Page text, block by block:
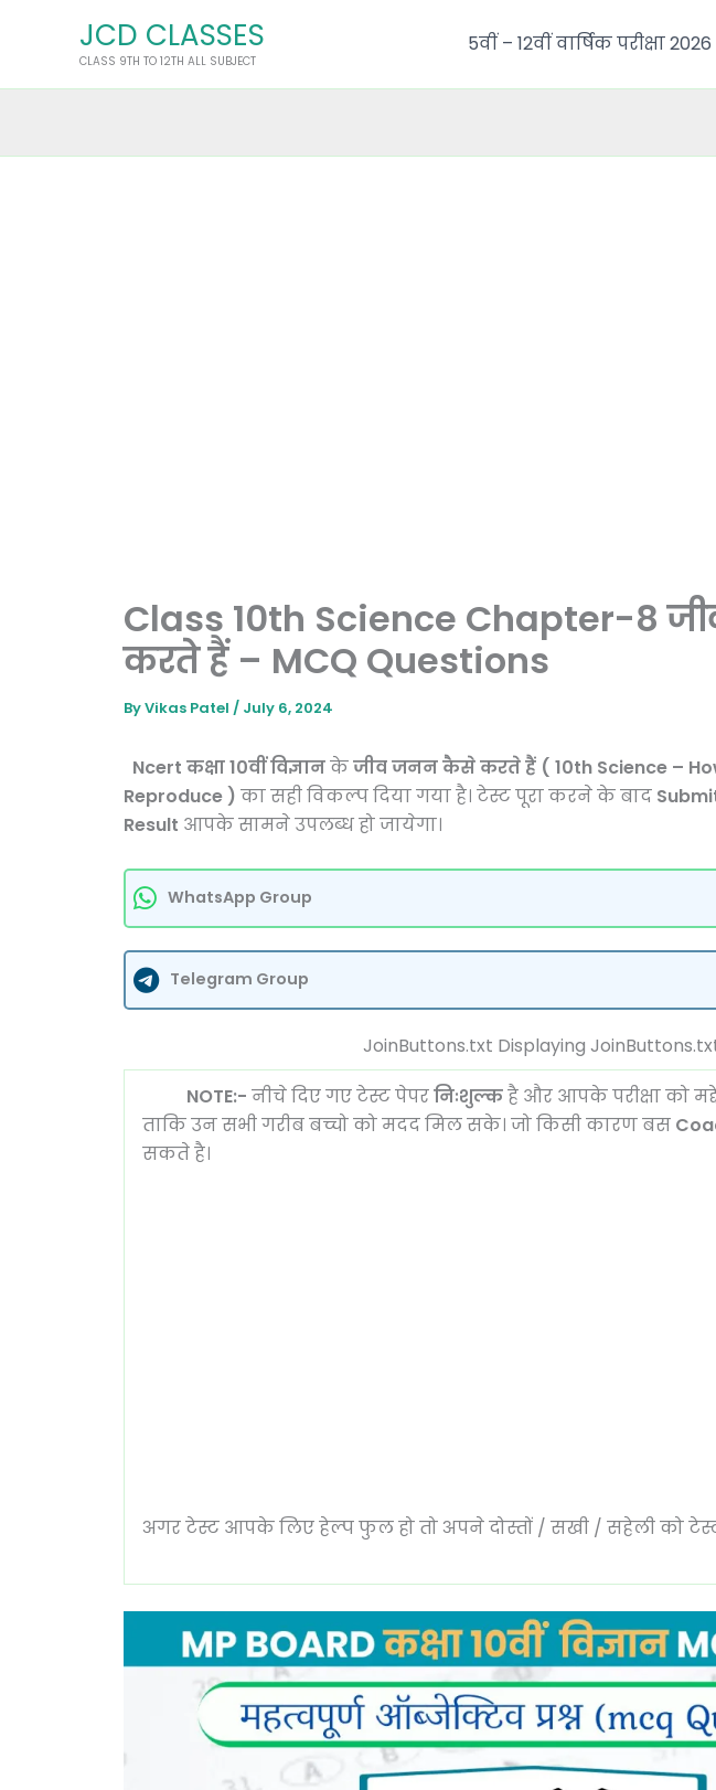
JCD CLASSES
CLASS 9TH TO 12TH ALL SUBJECT
5वीं – 12वीं वार्षिक परीक्षा 2026
Class 10th Science Chapter-8
करते हैं – MCQ Questions
ByVikas Patel / July 6, 2024
Ncert कक्षा 10वीं विज्ञानकेजीव जनन कैसे करते हैं ( 10th Science –
Reproduce ) का सही विकल्प दिया गया है। टेस्ट पूरा करने के बाद
Result आपके सामने उपलब्ध हो जायेगा।
WhatsApp Group
Telegram Group
JoinButtons.txt Displaying
NOTE:- नीचे दिए गए टेस्ट पेपरनिःशुल्कहै और आपके परीक्षा को
ताकि उन सभी गरीब बच्चो को मदद मिल सके। जो किसी कारण बस
सकते है।
अगर टेस्ट आपके लिए हेल्प फुल हो तो अपने दोस्तों / सखी / सहेली को